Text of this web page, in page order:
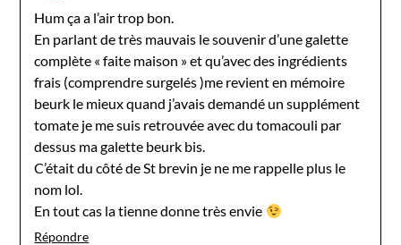
Hum ça a l’air trop bon.
En parlant de très mauvais le souvenir d’une galette
complète « faite maison » et qu’avec des ingrédients
frais (comprendre surgelés )me revient en mémoire
beurk le mieux quand j’avais demandé un supplément
tomate je me suis retrouvée avec du tomacouli par
dessus ma galette beurk bis.
C’était du côté de St brevin je ne me rappelle plus le
nom lol.
En tout cas la tienne donne très envie
Répondre